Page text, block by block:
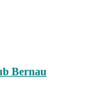
Bernau